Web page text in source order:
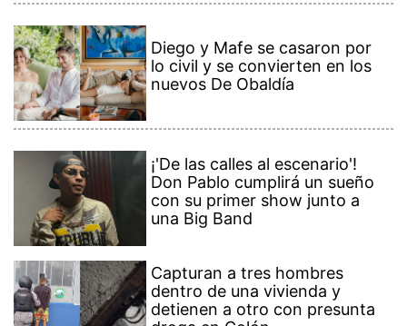
Diego y Mafe se casaron por
lo civil y se convierten en los
nuevos De Obaldía
¡'De las calles al escenario'!
Don Pablo cumplirá un sueño
con su primer show junto a
una Big Band
Capturan a tres hombres
dentro de una vivienda y
detienen a otro con presunta